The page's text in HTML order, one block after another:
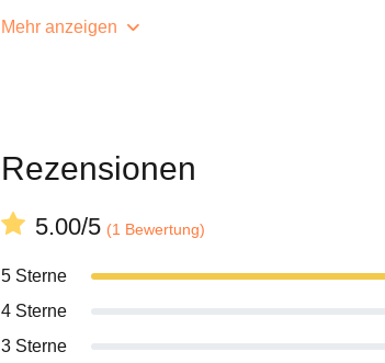
Mehr anzeigen
Rezensionen
5.00/5 (1 Bewertung)
5 Sterne
4 Sterne
3 Sterne